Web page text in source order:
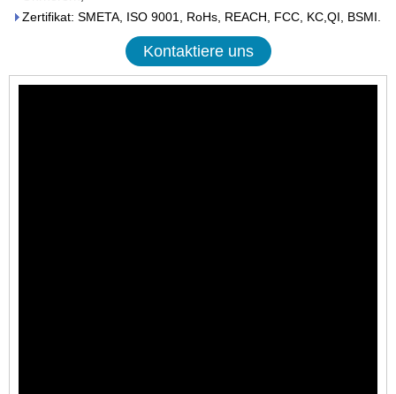
Zertifikat: SMETA, ISO 9001, RoHs, REACH, FCC, KC,QI, BSMI.
Kontaktiere uns